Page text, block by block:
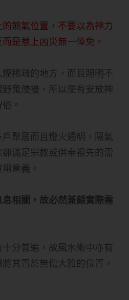
煞氣位置，不要以為神力
是惹上凶災無一倖免。
稀疏的地方，而且照明不
鬼侵擾，所以便有安放神
。
聚居而且燈火通明，陽氣
滿足宗教或供奉祖先的需
意義。
相關，故必然兼顧實際需
分普遍，故風水術中亦有
其置於無傷大雅的位置，